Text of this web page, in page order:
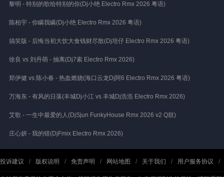
黎明 - 特别的歌给特别的你(Dj小绝 Electro Rmx 2026 粤语)
陈柏宇 - 你瞒我瞒(Dj小绝 Electro Rmx 2026 粤语)
搞笑版 - 后悔当初大饮大食钱财尽散(Dj培仔 Electro Rmx 2026 粤语)
徐良 vs 刘丹萌 - 抽离(Dj7索 Electro Rmx 2026)
郑伊健 vs 陈小春 - 热血燃烧(海口云龙Dj阿6 Electro Rmx 2026 粤语)
万海东 - 有风的日落(丰城Dj小江 vs 丰城Dj浩浩 Electro Rmx 2026)
艾歌 - 一生中最爱的人(DjSjun FunkyHouse Rmx 2026 v2 Q鼓)
庄心妍 - 我的错(DjFmix Electro Rmx 2026)
投诉建议 / 版权说明 / 免责声明 / 网站地图 / 关于我们 / 用户服务协议 /